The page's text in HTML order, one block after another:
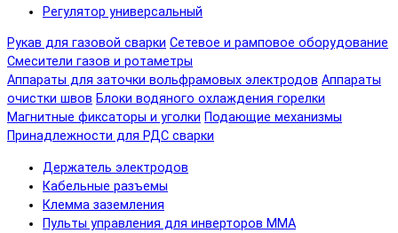
Регулятор универсальный
Рукав для газовой сварки Сетевое и рамповое оборудование
Смесители газов и ротаметры
Аппараты для заточки вольфрамовых электродов Аппараты
очистки швов Блоки водяного охлаждения горелки
Магнитные фиксаторы и уголки Подающие механизмы
Принадлежности для РДС сварки
Держатель электродов
Кабельные разъемы
Клемма заземления
Пульты управления для инверторов MMA